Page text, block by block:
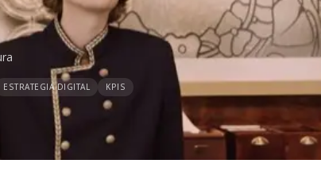
ESTRATEGIA DIGITAL KPIS